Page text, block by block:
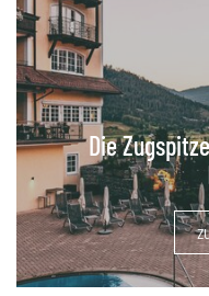
Die Zugspitze